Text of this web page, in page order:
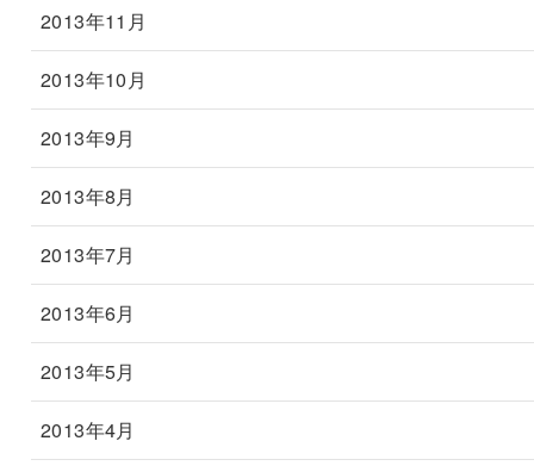
2013年11月
2013年10月
2013年9月
2013年8月
2013年7月
2013年6月
2013年5月
2013年4月